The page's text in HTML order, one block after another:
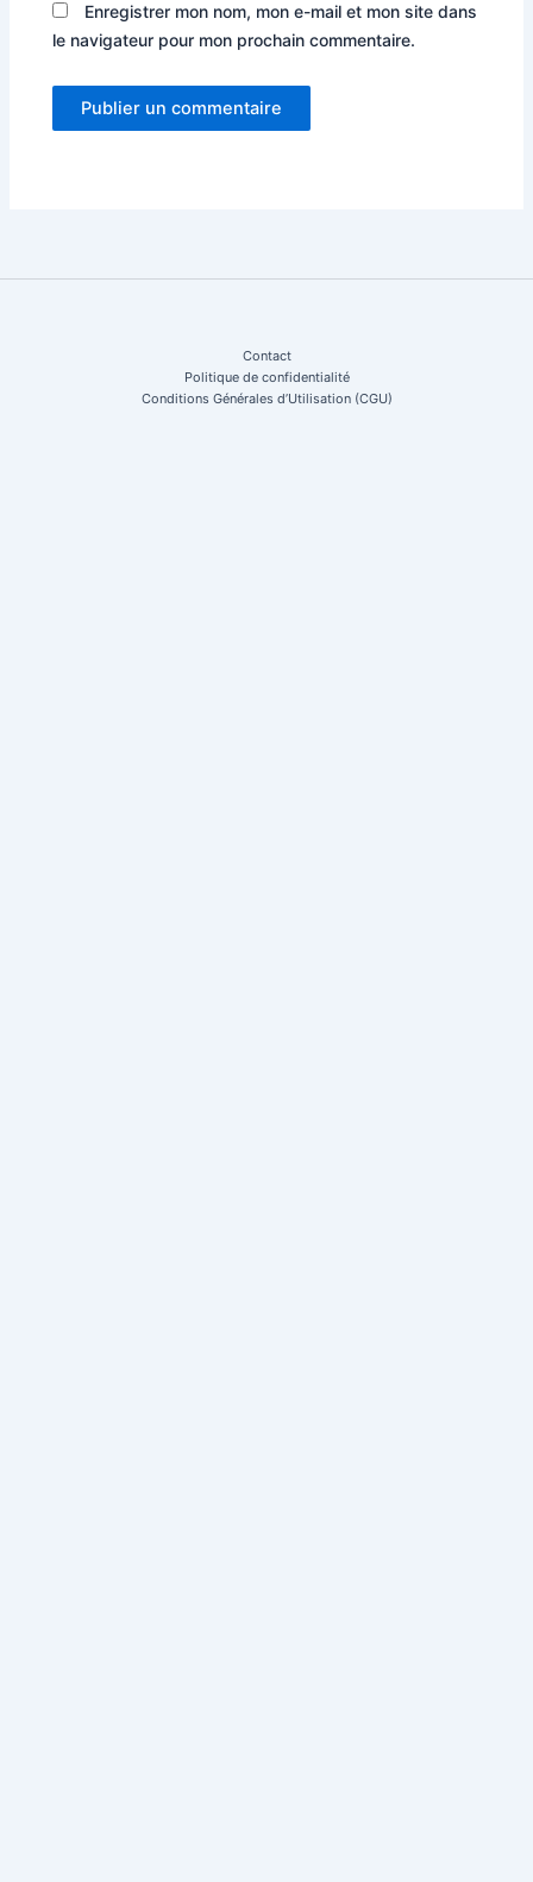
Enregistrer mon nom, mon e-mail et mon site dans
le navigateur pour mon prochain commentaire.
Contact
Politique de confidentialité
Conditions Générales d’Utilisation (CGU)